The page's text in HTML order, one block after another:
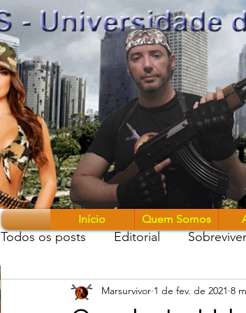
Todos os posts Editorial
Guerreiros & Armas Monstros
Marsurvivor 1 de fev. de 2021 8
Início Quem Somos